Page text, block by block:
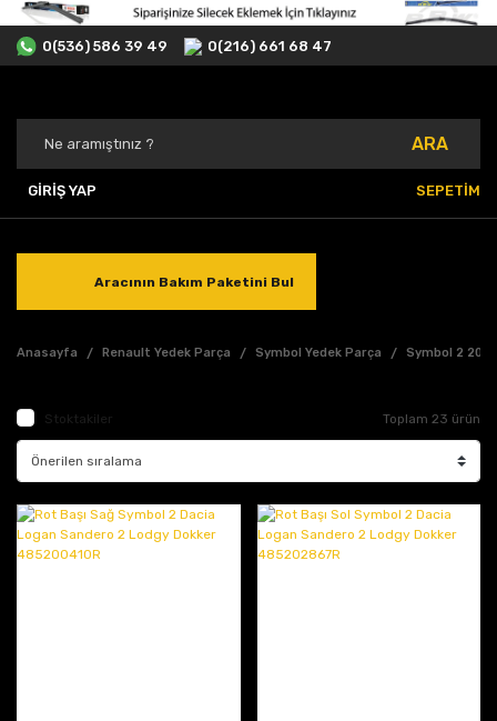
0(536) 586 39 49 0(216) 661 68 47
ARA
GİRİŞ YAP SEPETİM
Aracının Bakım Paketini Bul
Anasayfa Renault Yedek Parça Symbol Yedek Parça Symbol 2
Stoktakiler Toplam 23 ürün